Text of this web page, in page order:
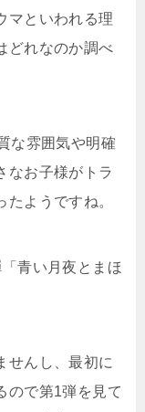
マといわれる理
どれなのか調べ
な雰囲気や明確
なお子様がトラ
ようですね。
「青い月夜とまほ
せんし、最初に
ので第1弾を見て